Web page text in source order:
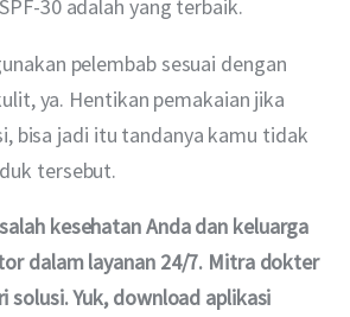
30 adalah yang terbaik.
pelembab sesuai dengan
ya. Hentikan pemakaian jika
bisa jadi itu tandanya kamu tidak
tersebut.
kesehatan Anda dan keluarga
dalam layanan 24/7. Mitra dokter
solusi. Yuk, download aplikasi